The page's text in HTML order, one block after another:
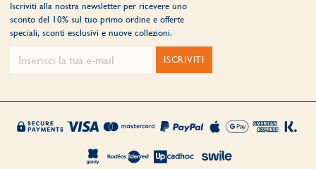
Iscriviti alla nostra newsletter per ricevere uno
sconto del 10% sul tuo primo ordine e offerte
speciali, sconti esclusivi e nuove collezioni.
ISCRIVITI